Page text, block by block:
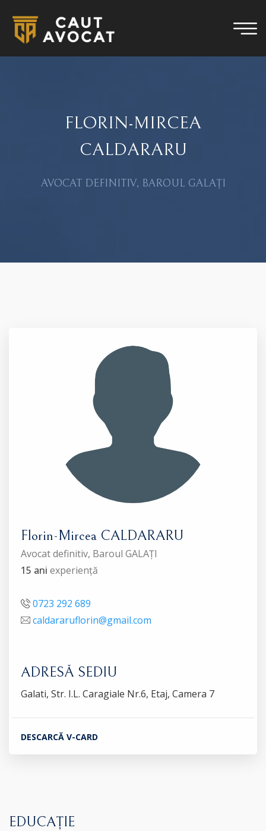
FLORIN-MIRCEA
CALDARARU
AVOCAT DEFINITIV, BAROUL GALAȚI
Florin-Mircea CALDARARU
Avocat definitiv, Baroul GALAȚI
15 ani experiență
0723 292 689
caldararuflorin@gmail.com
ADRESĂ SEDIU
Galati, Str. I.L. Caragiale Nr.6, Etaj, Camera 7
DESCARCĂ V-CARD
EDUCAȚIE